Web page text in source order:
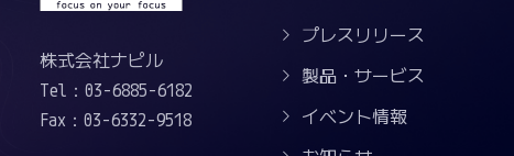
株式会社ナピル
Tel：03-6885-6182
Fax：03-6332-9518
プレスリリース
製品・サービス
イベント情報